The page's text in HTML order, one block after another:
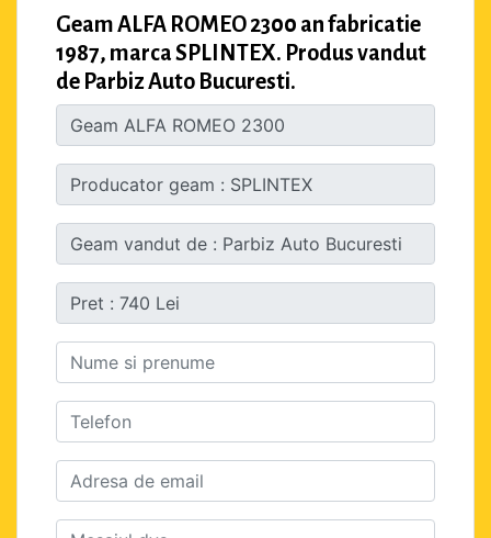
Geam ALFA ROMEO 2300 an fabricatie
1987, marca SPLINTEX. Produs vandut
de Parbiz Auto Bucuresti.